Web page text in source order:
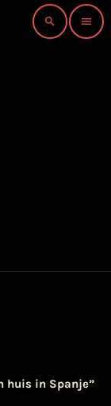
search menu
huis in Spanje”